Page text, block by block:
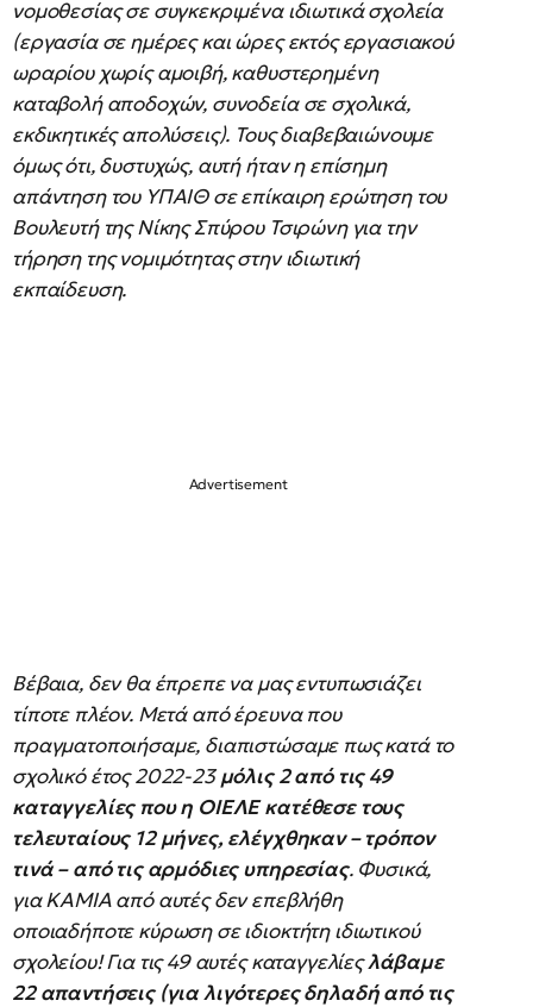
νομοθεσίας σε συγκεκριμένα ιδιωτικά σχολεία
(εργασία σε ημέρες και ώρες εκτός εργασιακού
ωραρίου χωρίς αμοιβή, καθυστερημένη
καταβολή αποδοχών, συνοδεία σε σχολικά,
εκδικητικές απολύσεις). Τους διαβεβαιώνουμε
όμως ότι, δυστυχώς, αυτή ήταν η επίσημη
απάντηση του ΥΠΑΙΘ σε επίκαιρη ερώτηση του
Βουλευτή της Νίκης Σπύρου Τσιρώνη για την
τήρηση της νομιμότητας στην ιδιωτική
εκπαίδευση.
Βέβαια, δεν θα έπρεπε να μας εντυπωσιάζει
τίποτε πλέον. Μετά από έρευνα που
πραγματοποιήσαμε, διαπιστώσαμε πως κατά το
σχολικό έτος 2022-23μόλις 2 από τις 49
καταγγελίες που η ΟΙΕΛΕ κατέθεσε τους
τελευταίους 12 μήνες, ελέγχθηκαν – τρόπον
τινά – από τις αρμόδιες υπηρεσίας. Φυσικά,
για ΚΑΜΙΑ από αυτές δεν επεβλήθη
οποιαδήποτε κύρωση σε ιδιοκτήτη ιδιωτικού
σχολείου! Για τις 49 αυτές καταγγελίεςλάβαμε
22 απαντήσεις (για λιγότερες δηλαδή από τις